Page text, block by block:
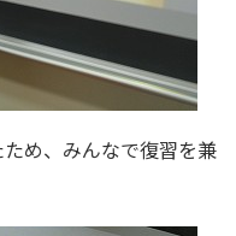
め、みんなで復習を兼